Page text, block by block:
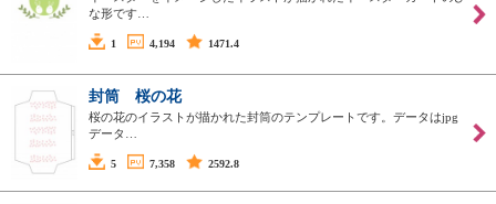
な形です…
1 4,194 1471.4
封筒 桜の花
桜の花のイラストが描かれた封筒のテンプレートです。データはjpg
データ…
5 7,358 2592.8